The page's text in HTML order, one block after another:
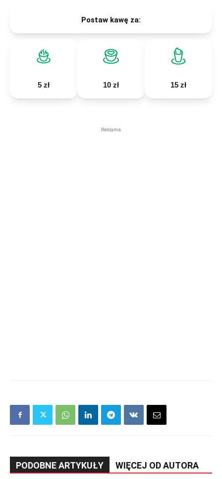
Postaw kawę za:
5 zł 10 zł 15 zł
Reklama
PODOBNE ARTYKUŁY WIĘCEJ OD AUTORA